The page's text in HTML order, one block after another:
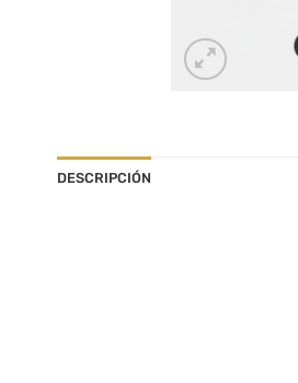
DESCRIPCIÓN